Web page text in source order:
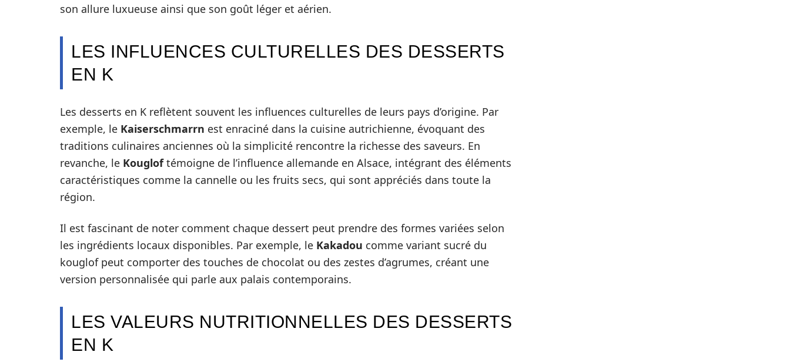
son allure luxueuse ainsi que son goût léger et aérien.
LES INFLUENCES CULTURELLES DES DESSERTS
EN K
Les desserts en K reflètent souvent les influences culturelles de leurs pays d’origine. Par
exemple, le Kaiserschmarrn est enraciné dans la cuisine autrichienne, évoquant des
traditions culinaires anciennes où la simplicité rencontre la richesse des saveurs. En
revanche, le Kougloftémoigne de l’influence allemande en Alsace, intégrant des éléments
caractéristiques comme la cannelle ou les fruits secs, qui sont appréciés dans toute la
région.
Il est fascinant de noter comment chaque dessert peut prendre des formes variées selon
les ingrédients locaux disponibles. Par exemple, le Kakadou comme variant sucré du
kouglof peut comporter des touches de chocolat ou des zestes d’agrumes, créant une
version personnalisée qui parle aux palais contemporains.
LES VALEURS NUTRITIONNELLES DES DESSERTS
EN K